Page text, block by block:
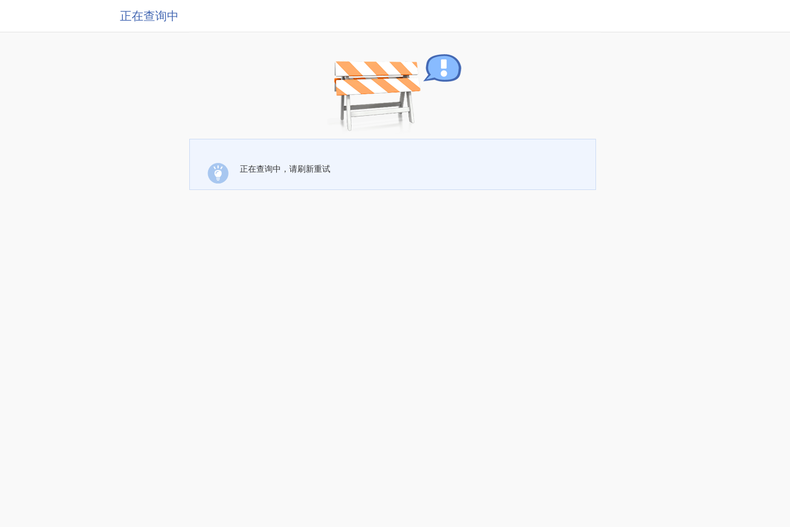
正在查询中
正在查询中，请刷新重试